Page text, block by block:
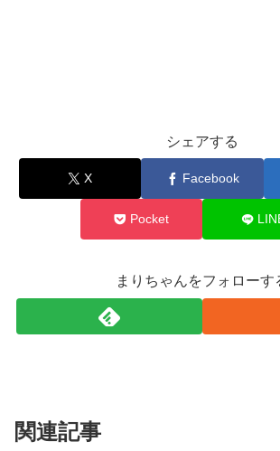
シェアする
X Facebook
Pocket
まりちゃんをフォローす
関連記事